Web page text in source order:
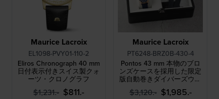
Maurice Lacroix
EL1098-PVY01-110-2
Eliros Chronograph 40 mm
日付表示付きスイス製クォ
ーツ・クロノグラフ
$1,231.- $811.-
Maurice Lacroix
PT6248-BRZ0B-430-4
Pontos 43 mm 本物のブロ
ンズケースを採用した限定
版自動巻きダイバーズウォ
ッチ
$3,120.- $1,985.-